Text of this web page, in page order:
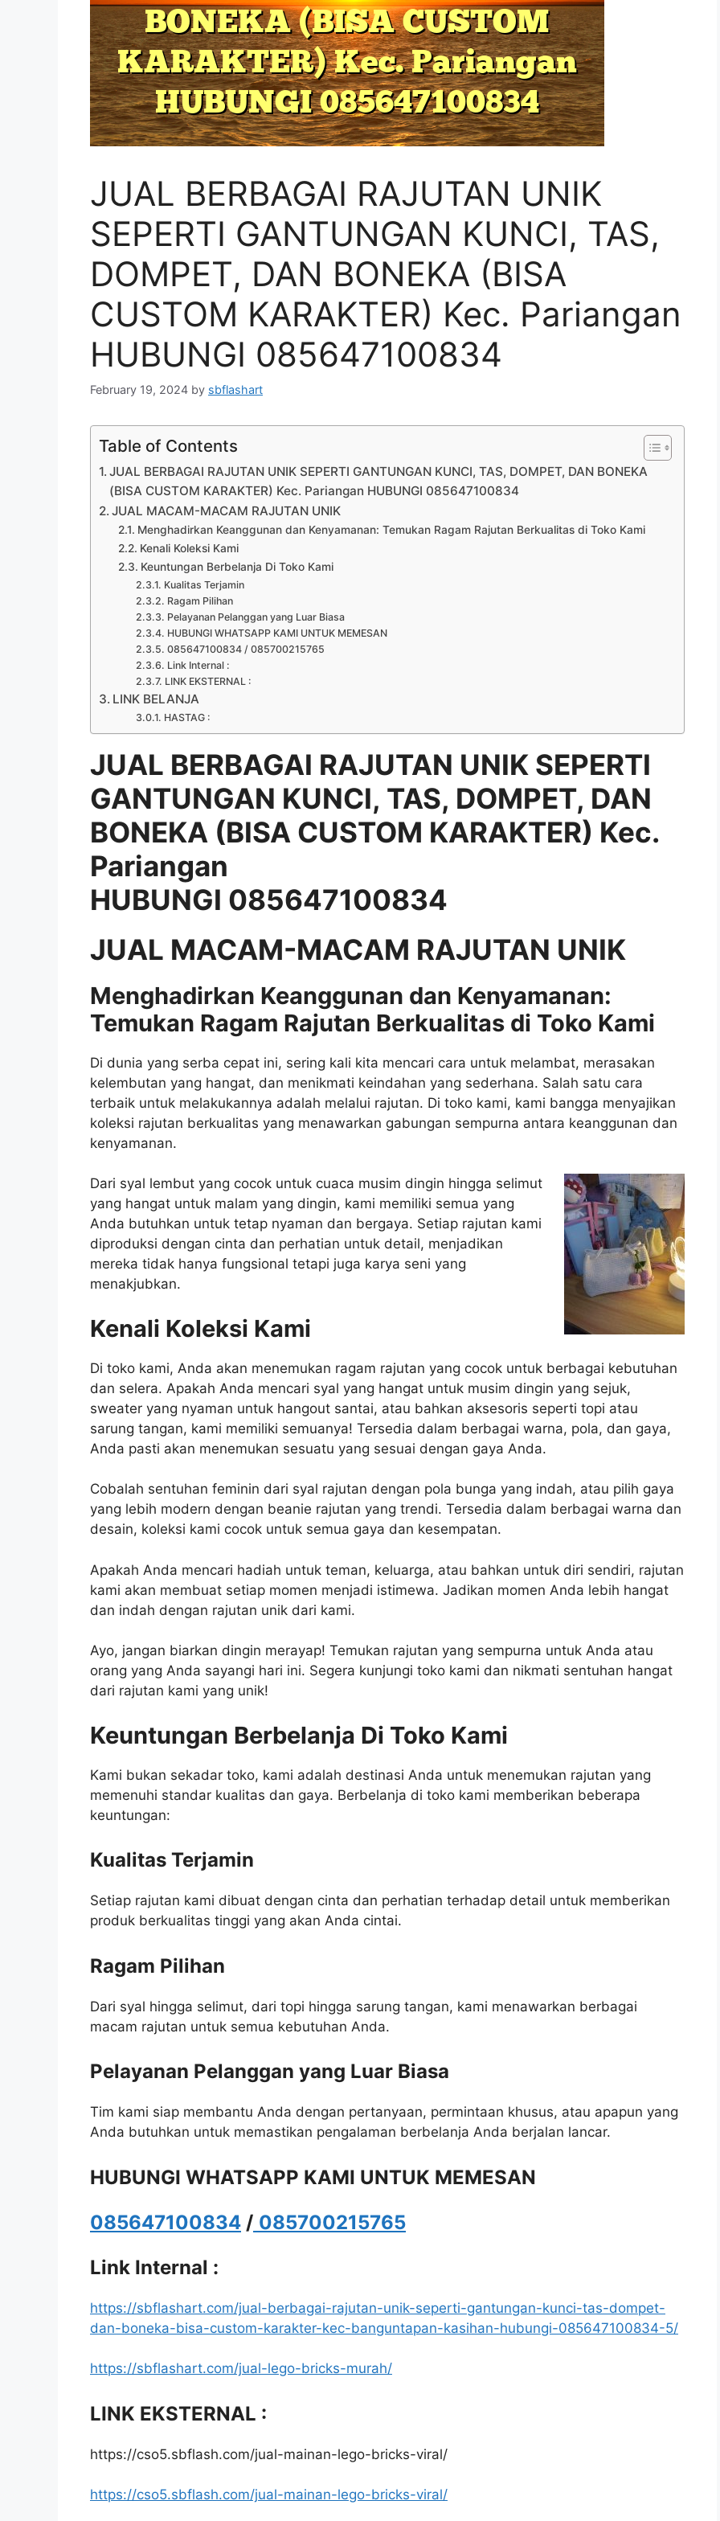
JUAL BERBAGAI RAJUTAN UNIK
SEPERTI GANTUNGAN KUNCI, TAS,
DOMPET, DAN BONEKA (BISA
CUSTOM KARAKTER) Kec. Pariangan
HUBUNGI 085647100834
February 19, 2024 by sbflashart
Table of Contents
JUAL BERBAGAI RAJUTAN UNIK SEPERTI GANTUNGAN KUNCI, TAS, DOMPET, DAN BONEKA
(BISA CUSTOM KARAKTER) Kec. Pariangan HUBUNGI 085647100834
JUAL MACAM-MACAM RAJUTAN UNIK
Menghadirkan Keanggunan dan Kenyamanan: Temukan Ragam Rajutan Berkualitas di Toko Kami
Kenali Koleksi Kami
Keuntungan Berbelanja Di Toko Kami
Kualitas Terjamin
Ragam Pilihan
Pelayanan Pelanggan yang Luar Biasa
HUBUNGI WHATSAPP KAMI UNTUK MEMESAN
085647100834 / 085700215765
Link Internal :
LINK EKSTERNAL :
LINK BELANJA
HASTAG :
JUAL BERBAGAI RAJUTAN UNIK SEPERTI
GANTUNGAN KUNCI, TAS, DOMPET, DAN
BONEKA (BISA CUSTOM KARAKTER) Kec.
Pariangan
HUBUNGI 085647100834
JUAL MACAM-MACAM RAJUTAN UNIK
Menghadirkan Keanggunan dan Kenyamanan:
Temukan Ragam Rajutan Berkualitas di Toko Kami
Di dunia yang serba cepat ini, sering kali kita mencari cara untuk melambat, merasakan
kelembutan yang hangat, dan menikmati keindahan yang sederhana. Salah satu cara
terbaik untuk melakukannya adalah melalui rajutan. Di toko kami, kami bangga menyajikan
koleksi rajutan berkualitas yang menawarkan gabungan sempurna antara keanggunan dan
kenyamanan.
Dari syal lembut yang cocok untuk cuaca musim dingin hingga selimut
yang hangat untuk malam yang dingin, kami memiliki semua yang
Anda butuhkan untuk tetap nyaman dan bergaya. Setiap rajutan kami
diproduksi dengan cinta dan perhatian untuk detail, menjadikan
mereka tidak hanya fungsional tetapi juga karya seni yang
menakjubkan.
Kenali Koleksi Kami
Di toko kami, Anda akan menemukan ragam rajutan yang cocok untuk berbagai kebutuhan
dan selera. Apakah Anda mencari syal yang hangat untuk musim dingin yang sejuk,
sweater yang nyaman untuk hangout santai, atau bahkan aksesoris seperti topi atau
sarung tangan, kami memiliki semuanya! Tersedia dalam berbagai warna, pola, dan gaya,
Anda pasti akan menemukan sesuatu yang sesuai dengan gaya Anda.
Cobalah sentuhan feminin dari syal rajutan dengan pola bunga yang indah, atau pilih gaya
yang lebih modern dengan beanie rajutan yang trendi. Tersedia dalam berbagai warna dan
desain, koleksi kami cocok untuk semua gaya dan kesempatan.
Apakah Anda mencari hadiah untuk teman, keluarga, atau bahkan untuk diri sendiri, rajutan
kami akan membuat setiap momen menjadi istimewa. Jadikan momen Anda lebih hangat
dan indah dengan rajutan unik dari kami.
Ayo, jangan biarkan dingin merayap! Temukan rajutan yang sempurna untuk Anda atau
orang yang Anda sayangi hari ini. Segera kunjungi toko kami dan nikmati sentuhan hangat
dari rajutan kami yang unik!
Keuntungan Berbelanja Di Toko Kami
Kami bukan sekadar toko, kami adalah destinasi Anda untuk menemukan rajutan yang
memenuhi standar kualitas dan gaya. Berbelanja di toko kami memberikan beberapa
keuntungan:
Kualitas Terjamin
Setiap rajutan kami dibuat dengan cinta dan perhatian terhadap detail untuk memberikan
produk berkualitas tinggi yang akan Anda cintai.
Ragam Pilihan
Dari syal hingga selimut, dari topi hingga sarung tangan, kami menawarkan berbagai
macam rajutan untuk semua kebutuhan Anda.
Pelayanan Pelanggan yang Luar Biasa
Tim kami siap membantu Anda dengan pertanyaan, permintaan khusus, atau apapun yang
Anda butuhkan untuk memastikan pengalaman berbelanja Anda berjalan lancar.
HUBUNGI WHATSAPP KAMI UNTUK MEMESAN
085647100834 / 085700215765
Link Internal :
https://sbflashart.com/jual-berbagai-rajutan-unik-seperti-gantungan-kunci-tas-dompet-
dan-boneka-bisa-custom-karakter-kec-banguntapan-kasihan-hubungi-085647100834-5/
https://sbflashart.com/jual-lego-bricks-murah/
LINK EKSTERNAL :
https://cso5.sbflash.com/jual-mainan-lego-bricks-viral/
https://cso5.sbflash.com/jual-mainan-lego-bricks-viral/